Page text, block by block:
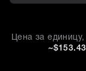
Цена за
~$153.43